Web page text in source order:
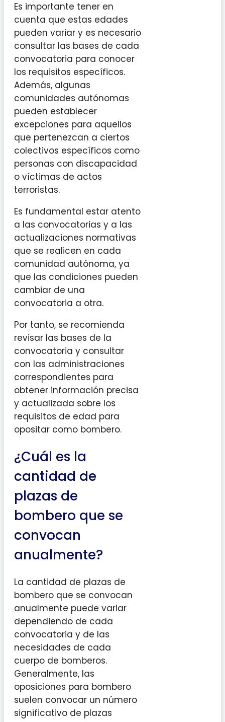
Es importante tener en
cuenta que estas edades
pueden variar y es necesario
consultar las bases de cada
convocatoria para conocer
los requisitos específicos.
Además, algunas
comunidades autónomas
pueden establecer
excepciones para aquellos
que pertenezcan a ciertos
colectivos específicos como
personas con discapacidad
o víctimas de actos
terroristas.
Es fundamental estar atento
a las convocatorias y a las
actualizaciones normativas
que se realicen en cada
comunidad autónoma, ya
que las condiciones pueden
cambiar de una
convocatoria a otra.
Por tanto, se recomienda
revisar las bases de la
convocatoria y consultar
con las administraciones
correspondientes para
obtener información precisa
y actualizada sobre los
requisitos de edad para
opositar como bombero.
¿Cuál es la
cantidad de
plazas de
bombero que se
convocan
anualmente?
La cantidad de plazas de
bombero que se convocan
anualmente puede variar
dependiendo de cada
convocatoria y de las
necesidades de cada
cuerpo de bomberos.
Generalmente, las
oposiciones para bombero
suelen convocar un número
significativo de plazas